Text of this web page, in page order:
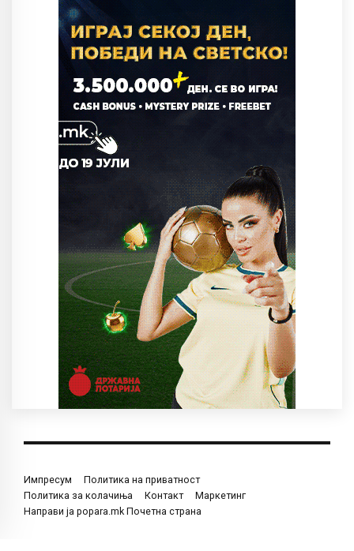
Импресум
Политика на приватност
Политика за колачиња
Контакт
Маркетинг
Направи ја popara.mk Почетна страна